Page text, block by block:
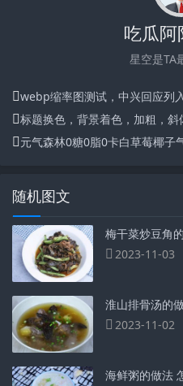
吃瓜阿
星空是TA
webp缩率图测试，中兴回应列
标题换色，背景着色，加粗，斜
元气森林0糖0脂0卡白草莓椰
随机图文
梅干菜炒豆角
2023-11-03
淮山排骨汤的
2023-11-02
海鲜粥的做法